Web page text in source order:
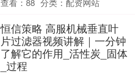
已逐步成熟，....
查看：88 分类：配资网站
恒信策略 高服机械垂直叶
片过滤器视频讲解｜一分钟
了解它的作用_活性炭_固体
_过程